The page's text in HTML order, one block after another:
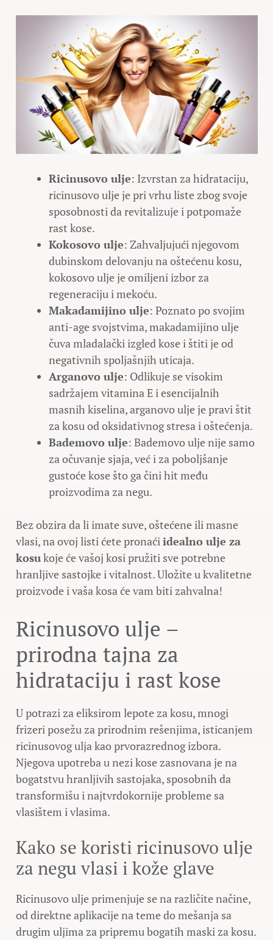
Ricinusovo ulje: Izvrstan za hidrataciju,
ricinusovo ulje je pri vrhu liste zbog svoje
sposobnosti da revitalizuje i potpomaže
rast kose.
Kokosovo ulje: Zahvaljujući njegovom
dubinskom delovanju na oštećenu kosu,
kokosovo ulje je omiljeni izbor za
regeneraciju i mekoću.
Makadamijino ulje: Poznato po svojim
anti-age svojstvima, makadamijino ulje
čuva mladalački izgled kose i štiti je od
negativnih spoljašnjih uticaja.
Arganovo ulje: Odlikuje se visokim
sadržajem vitamina E i esencijalnih
masnih kiselina, arganovo ulje je pravi štit
za kosu od oksidativnog stresa i oštećenja.
Bademovo ulje: Bademovo ulje nije samo
za očuvanje sjaja, već i za poboljšanje
gustoće kose što ga čini hit među
proizvodima za negu.
Bez obzira da li imate suve, oštećene ili masne
vlasi, na ovoj listi ćete pronaćiidealno ulje za
kosukoje će vašoj kosi pružiti sve potrebne
hranljive sastojke i vitalnost. Uložite u kvalitetne
proizvode i vaša kosa će vam biti zahvalna!
Ricinusovo ulje –
prirodna tajna za
hidrataciju i rast kose
U potrazi za eliksirom lepote za kosu, mnogi
frizeri posežu za prirodnim rešenjima, isticanjem
ricinusovog ulja kao prvorazrednog izbora.
Njegova upotreba u nezi kose zasnovana je na
bogatstvu hranljivih sastojaka, sposobnih da
transformišu i najtvrdokornije probleme sa
vlasištem i vlasima.
Kako se koristi ricinusovo ulje
za negu vlasi i kože glave
Ricinusovo ulje primenjuje se na različite načine,
od direktne aplikacije na teme do mešanja sa
drugim uljima za pripremu bogatih maski za kosu.